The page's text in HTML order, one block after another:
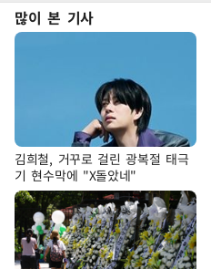
많이 본 기사
김희철, 거꾸로 걸린 광복절 태극
기 현수막에 "X돌았네"